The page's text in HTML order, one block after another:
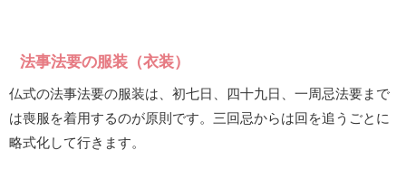
法事法要の服装（衣装）
仏式の法事法要の服装は、初七日、四十九日、一周忌法要まで
は喪服を着用するのが原則です。三回忌からは回を追うごとに
略式化して行きます。